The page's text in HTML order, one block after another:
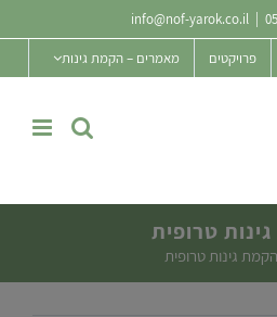
info@nof-yarok.co.il
פרויקטים מאמרים – הקמת גינות
טרופית
הקמת גינות טרופית